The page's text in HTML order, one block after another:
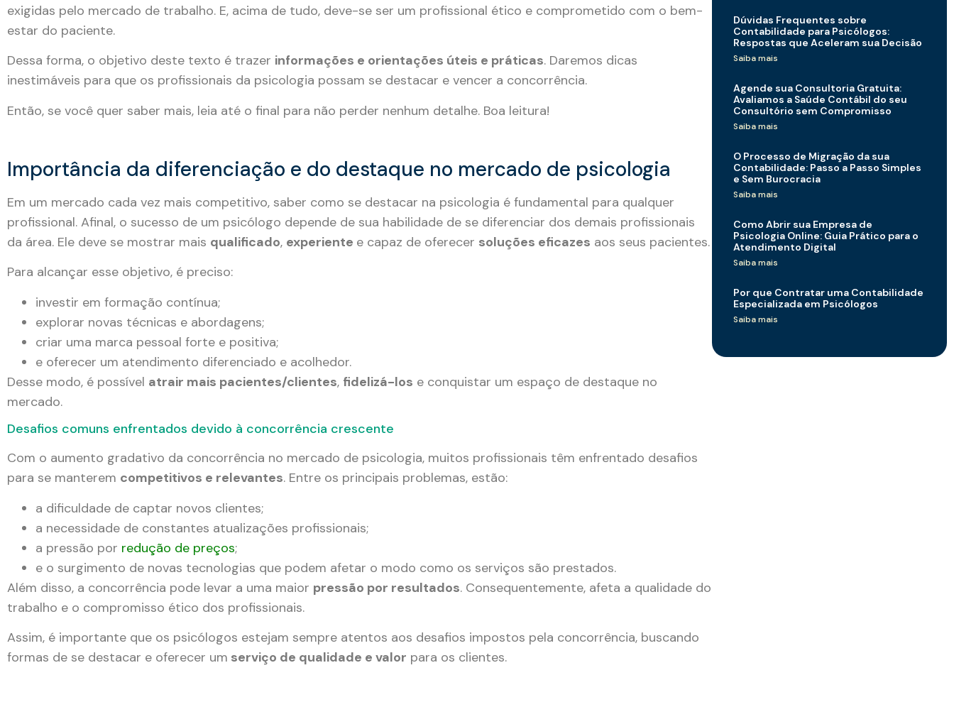
exigidas pelo mercado de trabalho. E, acima de tudo, deve-se ser um profissional ético e comprometido com o bem-
estar do paciente.
Dessa forma, o objetivo deste texto é trazer informações e orientações úteis e práticas. Daremos dicas
inestimáveis para que os profissionais da psicologia possam se destacar e vencer a concorrência.
Então, se você quer saber mais, leia até o final para não perder nenhum detalhe. Boa leitura!
Importância da diferenciação e do destaque no mercado de psicologia
Em um mercado cada vez mais competitivo, saber como se destacar na psicologia é fundamental para qualquer
profissional. Afinal, o sucesso de um psicólogo depende de sua habilidade de se diferenciar dos demais profissionais
da área. Ele deve se mostrar mais qualificado, experiente e capaz de oferecer soluções eficazes aos seus pacientes.
Para alcançar esse objetivo, é preciso:
investir em formação contínua;
explorar novas técnicas e abordagens;
criar uma marca pessoal forte e positiva;
e oferecer um atendimento diferenciado e acolhedor.
Desse modo, é possível atrair mais pacientes/clientes, fidelizá-los e conquistar um espaço de destaque no
mercado.
Desafios comuns enfrentados devido à concorrência crescente
Com o aumento gradativo da concorrência no mercado de psicologia, muitos profissionais têm enfrentado desafios
para se manterem competitivos e relevantes. Entre os principais problemas, estão:
a dificuldade de captar novos clientes;
a necessidade de constantes atualizações profissionais;
a pressão por redução de preços;
e o surgimento de novas tecnologias que podem afetar o modo como os serviços são prestados.
Além disso, a concorrência pode levar a uma maior pressão por resultados. Consequentemente, afeta a qualidade do
trabalho e o compromisso ético dos profissionais.
Assim, é importante que os psicólogos estejam sempre atentos aos desafios impostos pela concorrência, buscando
formas de se destacar e oferecer um serviço de qualidade e valor para os clientes.
Dúvidas Frequentes sobre
Contabilidade para Psicólogos:
Respostas que Aceleram sua Decisão
Saiba mais
Agende sua Consultoria Gratuita:
Avaliamos a Saúde Contábil do seu
Consultório sem Compromisso
Saiba mais
O Processo de Migração da sua
Contabilidade: Passo a Passo Simples
e Sem Burocracia
Saiba mais
Como Abrir sua Empresa de
Psicologia Online: Guia Prático para o
Atendimento Digital
Saiba mais
Por que Contratar uma Contabilidade
Especializada em Psicólogos
Saiba mais